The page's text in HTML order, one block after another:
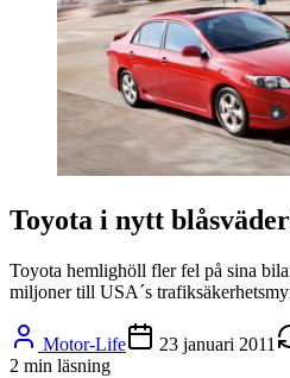
Toyota i nytt
Toyota hemlighöll fler fel på sina
miljoner till USA´s
Motor-Life 23 januari 2011
2 min läsning